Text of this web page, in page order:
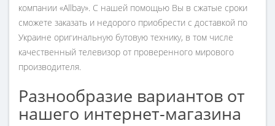
компании «Allbay». С нашей помощью Вы в сжатые сроки
сможете заказать и недорого приобрести с доставкой по
Украине оригинальную бутовую технику, в том числе
качественный телевизор от проверенного мирового
производителя.
Разнообразие вариантов от
нашего интернет-магазина